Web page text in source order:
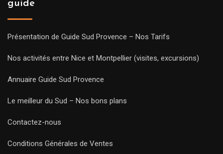
guide
Présentation de Guide Sud Provence – Nos Tarifs
Nos activités entre Nice et Montpellier (visites, excursions)
Annuaire Guide Sud Provence
Le meilleur du Sud – Nos bons plans
Contactez-nous
Conditions Générales de Ventes